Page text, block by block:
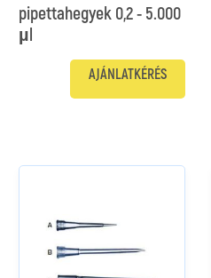
pipettahegyek 0,2 - 5.000
µl
AJÁNLATKÉRÉS